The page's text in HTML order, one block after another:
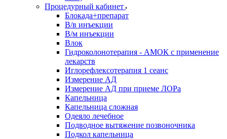
Процедурный кабинет
Блокада+препарат
В/в инъекции
В/м инъекции
Влок
Гидроколонотерапия - АМОК с применение
лекарств
Иглорефлексотерапия 1 сеанс
Измерение АД
Измерение АД при приеме ЛОРа
Капельница
Капельница сложная
Одеяло лечебное
Подводное вытяжение позвоночника
Подкол капельница